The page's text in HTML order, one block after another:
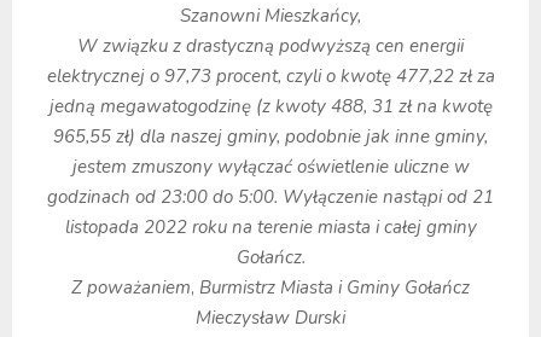
Szanowni Mieszkańcy,
W związku z drastyczną podwyższą cen energii
elektrycznej o 97,73 procent, czyli o kwotę 477,22 zł za
jedną megawatogodzinę (z kwoty 488, 31 zł na kwotę
965,55 zł) dla naszej gminy, podobnie jak inne gminy,
jestem zmuszony wyłączać oświetlenie uliczne w
godzinach od 23:00 do 5:00. Wyłączenie nastąpi od 21
listopada 2022 roku na terenie miasta i całej gminy
Gołańcz.
Z poważaniem, Burmistrz Miasta i Gminy Gołańcz
Mieczysław Durski